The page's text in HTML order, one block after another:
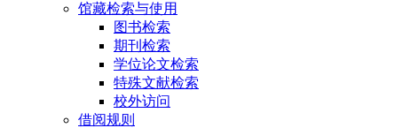
馆藏检索与使用
图书检索
期刊检索
学位论文检索
特殊文献检索
校外访问
借阅规则